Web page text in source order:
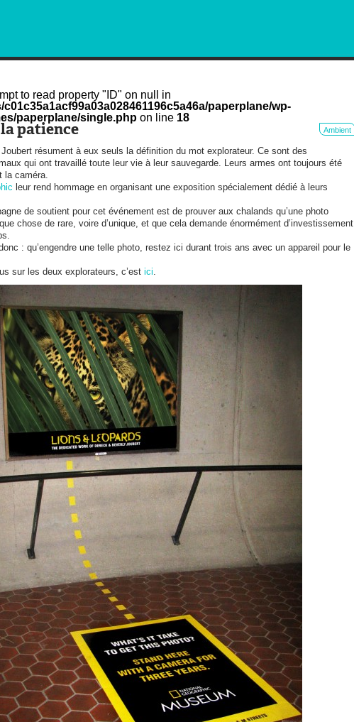
GUÉRILLA MARKETING AND OUT OF HOME
to read property "ID" on null in
paperplane/wp-
paperplane/single.php on line 18
patience Ambient
résument à eux seuls la définition du mot explorateur. Ce sont des
qui ont travaillé toute leur vie à leur sauvegarde. Leurs armes ont toujours été
la caméra.
leur rend hommage en organisant une exposition spécialement dédié à leurs
de soutient pour cet événement est de prouver aux chalands qu’une photo
chose de rare, voire d’unique, et que cela demande énormément d’investissement
: qu’engendre une telle photo, restez ici durant trois ans avec un appareil pour le
sur les deux explorateurs, c’est ici